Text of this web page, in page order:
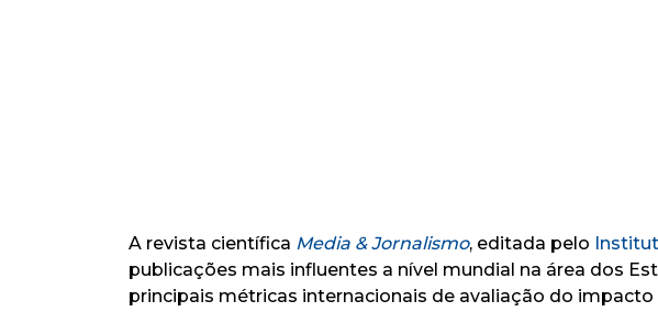
A revista científica Media & Jornalismo, editada pelo
publicações mais influentes a nível mundial na área dos
principais métricas internacionais de avaliação do